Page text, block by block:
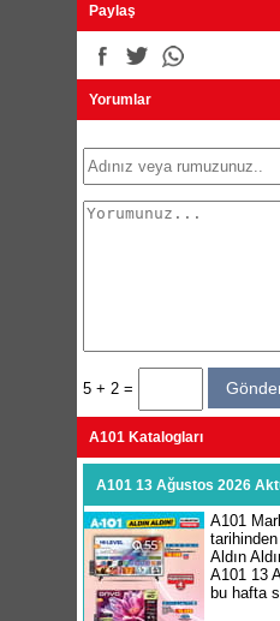
Paylaş
Yorumlar
5 + 2 =
A101 Katalogları
A101 13 Ağustos 2026
A101
Aldın
A101 13
bu hafta